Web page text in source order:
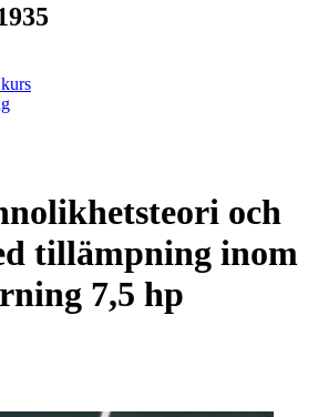
och
tillämpning inom
7,5 hp